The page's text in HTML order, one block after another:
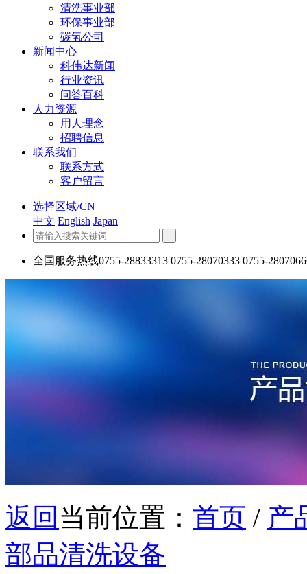
清洗事业部
环保事业部
碳氢公司
新闻中心
科伟达新闻
行业资讯
问答百科
人力资源
用人理念
招聘信息
联系我们
联系方式
客户留言
选择区域/CN
中文 English Japan
全国服务热线0755-28833313 0755-28070333 0755-
返回 当前位置： 首页 / 产
部品清洗设备